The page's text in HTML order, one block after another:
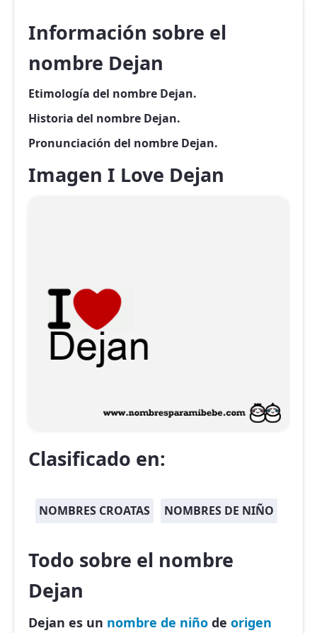
Información sobre el
nombre Dejan
Etimología del nombre Dejan.
Historia del nombre Dejan.
Pronunciación del nombre Dejan.
Imagen I Love Dejan
Clasificado en:
NOMBRES CROATAS NOMBRES DE NIÑO
Todo sobre el nombre
Dejan
Dejan es un nombre de niño de origen